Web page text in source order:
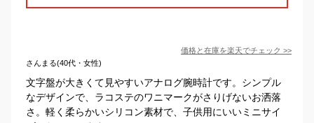
価格と在庫を楽天でチェック >>
さんまる(40代・女性)
文字盤が大きくて見やすいアナログ腕時計です。シンプル
なデザインで、ラコステのワニマークがさりげないお洒落
さ。軽く柔らかいシリコン素材で、子供用にいいミニサイ